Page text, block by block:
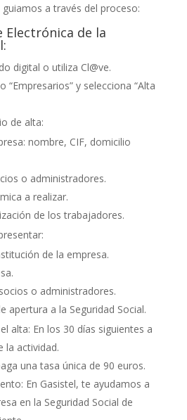
guiamos a través del proceso:
Electrónica de la
digital o utiliza Cl@ve.
“Empresarios” y selecciona “Alta
de alta:
nombre, CIF, domicilio
o administradores.
a realizar.
de los trabajadores.
de la empresa.
o administradores.
apertura a la Seguridad Social.
alta: En los 30 días siguientes a
la actividad.
una tasa única de 90 euros.
En Gasistel, te ayudamos a
en la Seguridad Social de